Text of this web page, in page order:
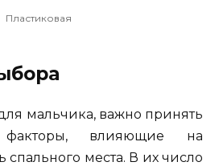
Пластиковая
мальчика, важно принять
влияющие на
спального места. В их число